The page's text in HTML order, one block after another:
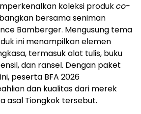
koleksi produkco-
bersama seniman
Bamberger. Mengusung tema
ini menampilkan elemen
termasuk alat tulis, buku
dan ransel. Dengan paket
peserta BFA 2026
dan kualitas dari merek
asal Tiongkok tersebut.